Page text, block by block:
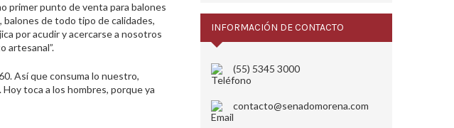
primer punto de venta para balones
de todo tipo de calidades,
por acudir y acercarse a nosotros
artesanal”.
Así que consuma lo nuestro,
toca a los hombres, porque ya
INFORMACIÓN DE CONTACTO
(55) 5345 3000
contacto@senadomorena.com